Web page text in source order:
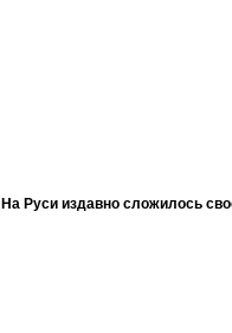
На Руси издавно сложилось